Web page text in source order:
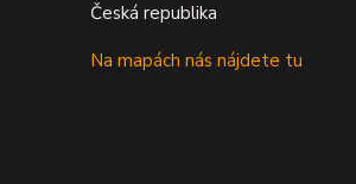
Česká republika
Na mapách nás nájdete tu